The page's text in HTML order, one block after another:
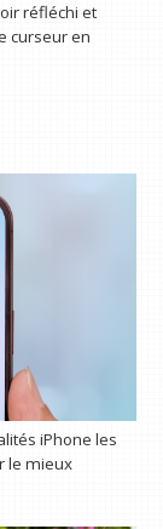
réfléchi et
curseur en
iPhone les
le mieux